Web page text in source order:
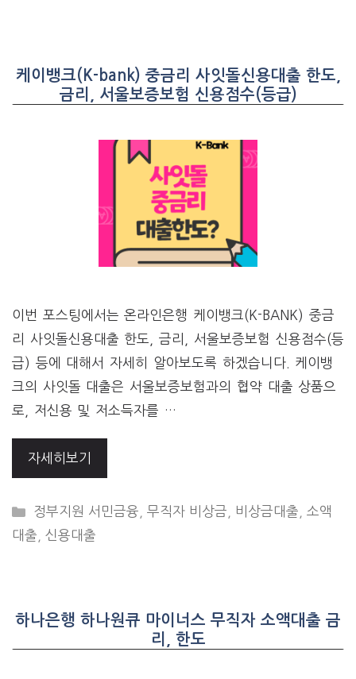
케이뱅크(K-bank) 중금리 사잇돌신용대출 한도,
금리, 서울보증보험 신용점수(등급)
이번 포스팅에서는 온라인은행 케이뱅크(K-BANK) 중금
리 사잇돌신용대출 한도, 금리, 서울보증보험 신용점수(등
급) 등에 대해서 자세히 알아보도록 하겠습니다. 케이뱅
크의 사잇돌 대출은 서울보증보험과의 협약 대출 상품으
로, 저신용 및 저소득자를 …
자세히보기
CATEGORIES
정부지원 서민금융 ,무직자 비상금 비상금대출 ,소액
대출
신용대출
하나은행 하나원큐 마이너스 무직자 소액대출 금
리, 한도